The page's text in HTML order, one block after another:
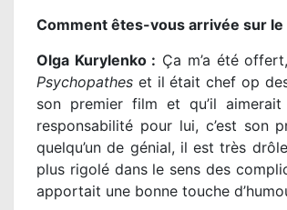
Comment êtes-vous arrivée sur le
Olga Kurylenko : Ça m’a été
Psychopathes et il était chef op
son premier film et qu’il
responsabilité pour lui, c’est son
quelqu’un de génial, il est très
plus rigolé dans le sens des
apportait une bonne touche